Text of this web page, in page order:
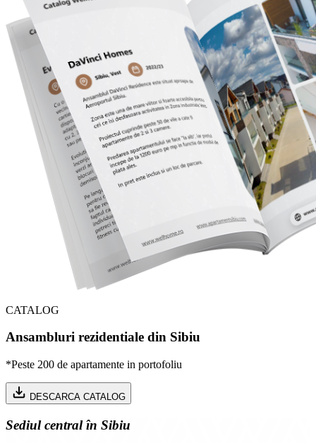
CATALOG
Ansambluri rezidentiale din Sibiu
*Peste 200 de apartamente in portofoliu
DESCARCA CATALOG
Sediul central în Sibiu